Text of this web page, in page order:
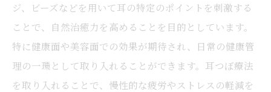
耳つぼの秘密：恒久的な美しさを手に入れる方
法
耳つぼの科学的根拠とその効果
耳つぼを用いた美容法の全貌
ジ、ビーズなどを用いて耳の特定のポイントを刺激する
ことで、自然治癒力を高めることを目的としています。
特に健康面や美容面での効果が期待され、日常の健康管
理の一環として取り入れることができます。耳つぼ療法
を取り入れることで、慢性的な疲労やストレスの軽減を